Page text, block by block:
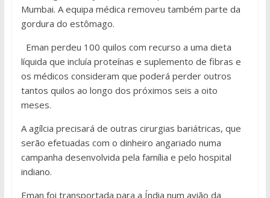
Mumbai. A equipa médica removeu também parte da
gordura do estômago.
Eman perdeu 100 quilos com recurso a uma dieta
líquida que incluía proteínas e suplemento de fibras e
os médicos consideram que poderá perder outros
tantos quilos ao longo dos próximos seis a oito
meses.
A agílcia precisará de outras cirurgias bariátricas, que
serão efetuadas com o dinheiro angariado numa
campanha desenvolvida pela família e pelo hospital
indiano.
Eman foi transportada para a Índia num avião da